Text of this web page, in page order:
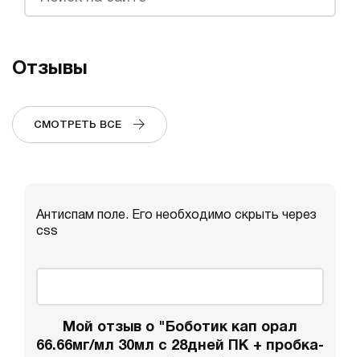
Отзывы
СМОТРЕТЬ ВСЕ
Антиспам поле. Его необходимо скрыть через
css
Мой отзыв о "Боботик кап орал
66.66мг/мл 30мл с 28дней ПК + пробка-